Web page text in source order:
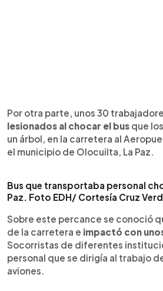
Por otra parte, unos 30
lesionados al chocar el bus que
un árbol, en la carretera al
el municipio de Olocuilta, La Paz.
Bus que transportaba personal
Paz. Foto EDH/ Cortesía Cruz
Sobre este percance se conoció
de la carretera e impactó con
Socorristas de diferentes
personal que se dirigía al trabajo
aviones.